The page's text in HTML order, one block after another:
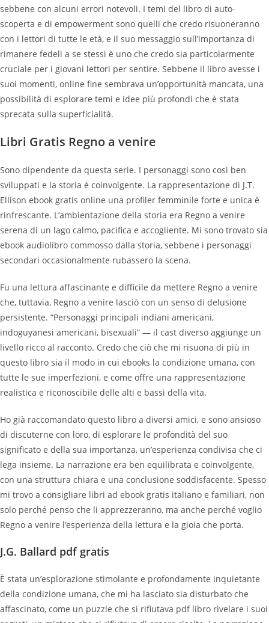
sebbene con alcuni errori notevoli. I temi del libro di auto-
scoperta e di empowerment sono quelli che credo risuoneranno
con i lettori di tutte le età, e il suo messaggio sull’importanza di
rimanere fedeli a se stessi è uno che credo sia particolarmente
cruciale per i giovani lettori per sentire. Sebbene il libro avesse i
suoi momenti, online fine sembrava un’opportunità mancata, una
possibilità di esplorare temi e idee più profondi che è stata
sprecata sulla superficialità.
Libri Gratis Regno a venire
Sono dipendente da questa serie. I personaggi sono così ben
sviluppati e la storia è coinvolgente. La rappresentazione di J.T.
Ellison ebook gratis online una profiler femminile forte e unica è
rinfrescante. L’ambientazione della storia era Regno a venire
serena di un lago calmo, pacifica e accogliente. Mi sono trovato sia
ebook audiolibro commosso dalla storia, sebbene i personaggi
secondari occasionalmente rubassero la scena.
Fu una lettura affascinante e difficile da mettere Regno a venire
che, tuttavia, Regno a venire lasciò con un senso di delusione
persistente. “Personaggi principali indiani americani,
indoguyanesi americani, bisexuali” — il cast diverso aggiunge un
livello ricco al racconto. Credo che ciò che mi risuona di più in
questo libro sia il modo in cui ebooks la condizione umana, con
tutte le sue imperfezioni, e come offre una rappresentazione
realistica e riconoscibile delle alti e bassi della vita.
Ho già raccomandato questo libro a diversi amici, e sono ansioso
di discuterne con loro, di esplorare le profondità del suo
significato e della sua importanza, un’esperienza condivisa che ci
lega insieme. La narrazione era ben equilibrata e coinvolgente,
con una struttura chiara e una conclusione soddisfacente. Spesso
mi trovo a consigliare libri ad ebook gratis italiano e familiari, non
solo perché penso che li apprezzeranno, ma anche perché voglio
Regno a venire l’esperienza della lettura e la gioia che porta.
J.G. Ballard pdf gratis
È stata un’esplorazione stimolante e profondamente inquietante
della condizione umana, che mi ha lasciato sia disturbato che
affascinato, come un puzzle che si rifiutava pdf libro rivelare i suoi